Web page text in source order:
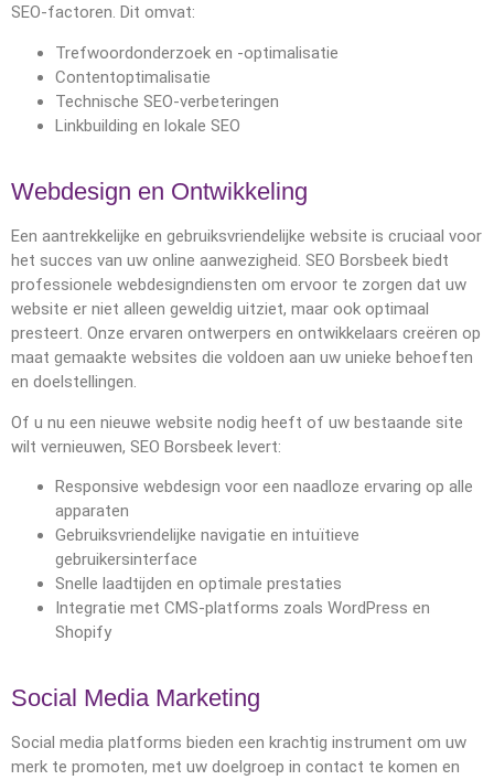
SEO-factoren. Dit omvat:
Trefwoordonderzoek en -optimalisatie
Contentoptimalisatie
Technische SEO-verbeteringen
Linkbuilding en lokale SEO
Webdesign en Ontwikkeling
Een aantrekkelijke en gebruiksvriendelijke website is cruciaal voor
het succes van uw online aanwezigheid. SEO Borsbeek biedt
professionele webdesigndiensten om ervoor te zorgen dat uw
website er niet alleen geweldig uitziet, maar ook optimaal
presteert. Onze ervaren ontwerpers en ontwikkelaars creëren op
maat gemaakte websites die voldoen aan uw unieke behoeften
en doelstellingen.
Of u nu een nieuwe website nodig heeft of uw bestaande site
wilt vernieuwen, SEO Borsbeek levert:
Responsive webdesign voor een naadloze ervaring op alle
apparaten
Gebruiksvriendelijke navigatie en intuïtieve
gebruikersinterface
Snelle laadtijden en optimale prestaties
Integratie met CMS-platforms zoals WordPress en
Shopify
Social Media Marketing
Social media platforms bieden een krachtig instrument om uw
merk te promoten, met uw doelgroep in contact te komen en